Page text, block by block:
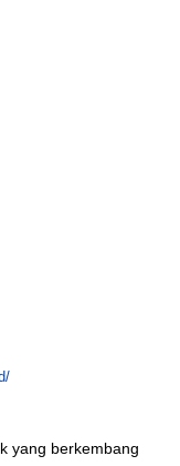
yang berkembang